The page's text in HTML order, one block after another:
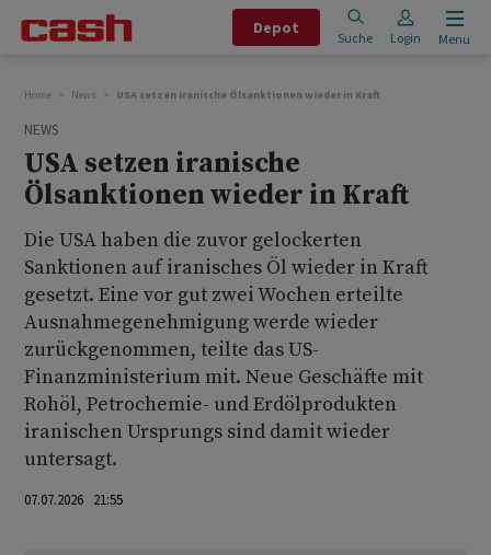
Depot
Suche Login Menu
Home News USA setzen iranische Ölsanktionen wieder in Kraft
NEWS
USA setzen iranische
Ölsanktionen wieder in Kraft
Die USA haben die zuvor gelockerten
Sanktionen auf iranisches Öl wieder in Kraft
gesetzt. Eine vor gut zwei Wochen erteilte
Ausnahmegenehmigung werde wieder
zurückgenommen, teilte das US-
Finanzministerium mit. Neue Geschäfte mit
Rohöl, Petrochemie- und Erdölprodukten
iranischen Ursprungs sind damit wieder
untersagt.
07.07.2026 21:55